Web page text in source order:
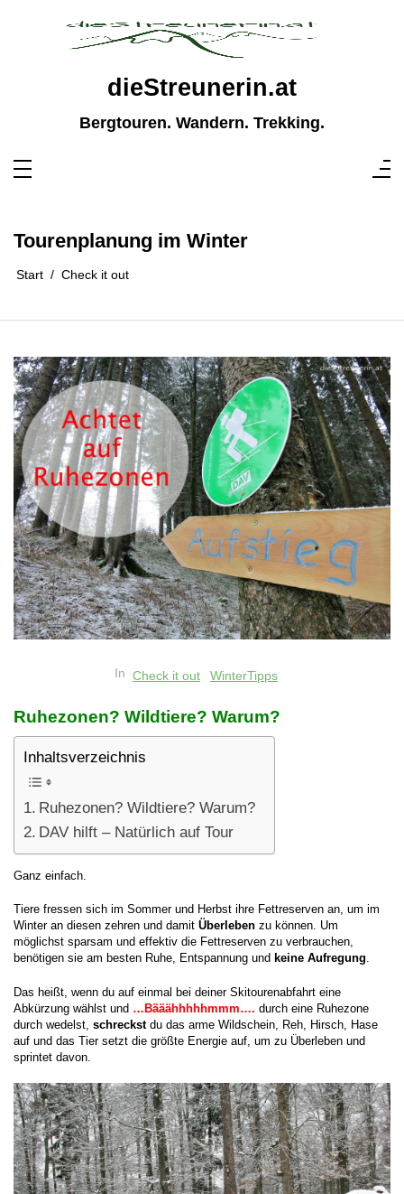
dieStreunerin.at
Bergtouren. Wandern. Trekking.
Tourenplanung im Winter
Start Check it out
In Check it out WinterTipps
Ruhezonen? Wildtiere? Warum?
Inhaltsverzeichnis
Ruhezonen? Wildtiere? Warum?
DAV hilft – Natürlich auf Tour
Ganz einfach.
Tiere fressen sich im Sommer und Herbst ihre Fettreserven an, um im
Winter an diesen zehren und damit Überleben zu können. Um
möglichst sparsam und effektiv die Fettreserven zu verbrauchen,
benötigen sie am besten Ruhe, Entspannung und keine Aufregung.
Das heißt, wenn du auf einmal bei deiner Skitourenabfahrt eine
Abkürzung wählst und …Bääähhhhhmmm…. durch eine Ruhezone
durch wedelst, schreckstdu das arme Wildschein, Reh, Hirsch, Hase
auf und das Tier setzt die größte Energie auf, um zu Überleben und
sprintet davon.